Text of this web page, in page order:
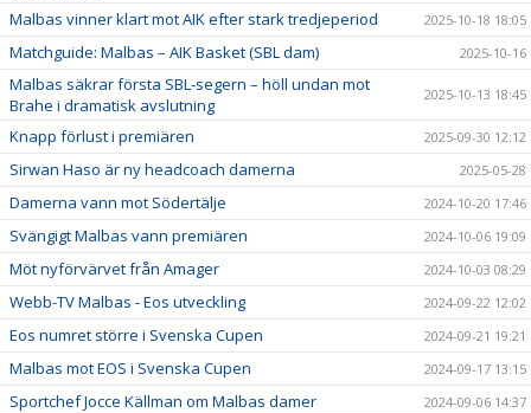
Malbas vinner klart mot AIK efter stark tredjeperiod 2025-10-18 18:05
Matchguide: Malbas – AIK Basket (SBL dam) 2025-10-16
Malbas säkrar första SBL-segern – höll undan mot
Brahe i dramatisk avslutning
2025-10-13 18:45
Knapp förlust i premiären 2025-09-30 12:12
Sirwan Haso är ny headcoach damerna 2025-05-28
Damerna vann mot Södertälje 2024-10-20 17:46
Svängigt Malbas vann premiären 2024-10-06 19:09
Möt nyförvärvet från Amager 2024-10-03 08:29
Webb-TV Malbas - Eos utveckling 2024-09-22 12:02
Eos numret större i Svenska Cupen 2024-09-21 19:21
Malbas mot EOS i Svenska Cupen 2024-09-17 13:15
Sportchef Jocce Källman om Malbas damer 2024-09-06 14:37